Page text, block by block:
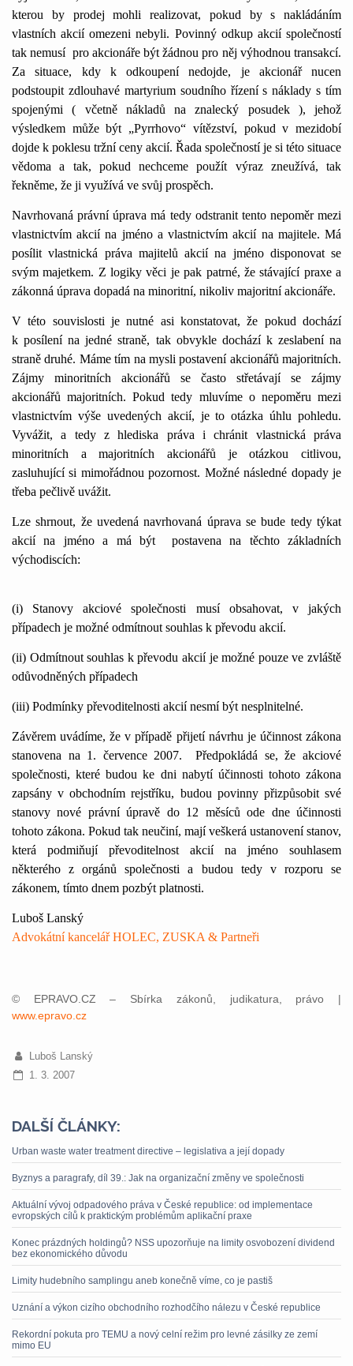
kterou by prodej mohli realizovat, pokud by s nakládáním
vlastních akcií omezeni nebyli. Povinný odkup akcií společností
tak nemusí pro akcionáře být žádnou pro něj výhodnou transakcí.
Za situace, kdy k odkoupení nedojde, je akcionář nucen
podstoupit zdlouhavé martyrium soudního řízení s náklady s tím
spojenými ( včetně nákladů na znalecký posudek ), jehož
výsledkem může být „Pyrrhovo“ vítězství, pokud v mezidobí
dojde k poklesu tržní ceny akcií. Řada společností je si této situace
vědoma a tak, pokud nechceme použít výraz zneužívá, tak
řekněme, že ji využívá ve svůj prospěch.
Navrhovaná právní úprava má tedy odstranit tento nepoměr mezi
vlastnictvím akcií na jméno a vlastnictvím akcií na majitele. Má
posílit vlastnická práva majitelů akcií na jméno disponovat se
svým majetkem. Z logiky věci je pak patrné, že stávající praxe a
zákonná úprava dopadá na minoritní, nikoliv majoritní akcionáře.
V této souvislosti je nutné asi konstatovat, že pokud dochází
k posílení na jedné straně, tak obvykle dochází k zeslabení na
straně druhé. Máme tím na mysli postavení akcionářů majoritních.
Zájmy minoritních akcionářů se často střetávají se zájmy
akcionářů majoritních. Pokud tedy mluvíme o nepoměru mezi
vlastnictvím výše uvedených akcií, je to otázka úhlu pohledu.
Vyvážit, a tedy z hlediska práva i chránit vlastnická práva
minoritních a majoritních akcionářů je otázkou citlivou,
zasluhující si mimořádnou pozornost. Možné následné dopady je
třeba pečlivě uvážit.
Lze shrnout, že uvedená navrhovaná úprava se bude tedy týkat
akcií na jméno a má být
postavena na těchto základních
východiscích:
(i) Stanovy akciové společnosti musí obsahovat, v jakých
případech je možné odmítnout souhlas k převodu akcií.
(ii) Odmítnout souhlas k převodu akcií je možné pouze ve zvláště
odůvodněných případech
(iii) Podmínky převoditelnosti akcií nesmí být nesplnitelné.
Závěrem uvádíme, že v případě přijetí návrhu je účinnost zákona
stanovena na 1. července 2007.
Předpokládá se, že akciové
společnosti, které budou ke dni nabytí účinnosti tohoto zákona
zapsány v obchodním rejstříku, budou povinny přizpůsobit své
stanovy nové právní úpravě do 12 měsíců ode dne účinnosti
tohoto zákona. Pokud tak neučiní, mají veškerá ustanovení stanov,
která podmiňují převoditelnost akcií na jméno souhlasem
některého z orgánů společnosti a budou tedy v rozporu se
zákonem, tímto dnem pozbýt platnosti.
Luboš Lanský
Advokátní kancelář HOLEC, ZUSKA & Partneři
© EPRAVO.CZ – Sbírka zákonů, judikatura, právo |
www.epravo.cz
Luboš Lanský
1. 3. 2007
DALŠÍ ČLÁNKY:
Urban waste water treatment directive – legislativa a její dopady
Byznys a paragrafy, díl 39.: Jak na organizační změny ve společnosti
Aktuální vývoj odpadového práva v České republice: od implementace
evropských cílů k praktickým problémům aplikační praxe
Konec prázdných holdingů? NSS upozorňuje na limity osvobození dividend
bez ekonomického důvodu
Limity hudebního samplingu aneb konečně víme, co je pastiš
Uznání a výkon cizího obchodního rozhodčího nálezu v České republice
Rekordní pokuta pro TEMU a nový celní režim pro levné zásilky ze zemí
mimo EU